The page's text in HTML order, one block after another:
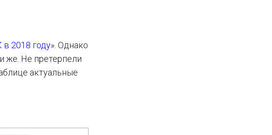
2018 году». Однако
же. Не претерпели
актуальные